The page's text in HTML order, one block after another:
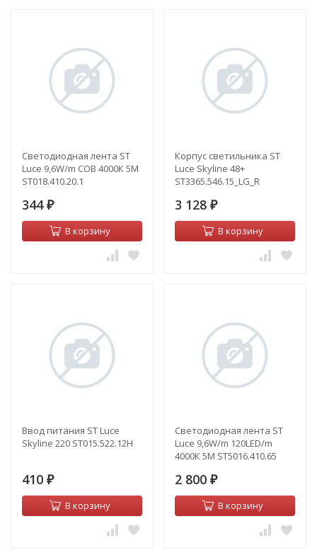
Светодиодная лента ST
Luce 9,6W/m COB 4000К 5M
ST018.410.20.1
344 ₽
В корзину
Корпус светильника ST
Luce Skyline 48+
ST3365.546.15_LG_R
3 128 ₽
В корзину
Ввод питания ST Luce
Skyline 220 ST015.522.12H
410 ₽
В корзину
Светодиодная лента ST
Luce 9,6W/m 120LED/m
4000К 5M ST5016.410.65
2 800 ₽
В корзину